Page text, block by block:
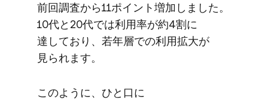
前回調査から​11ポイント増加しました。​
10代と​20代では​利用率が​約4割に​
達しており、​若年層での​利用拡大が​
見られます。
このように、​ひと口に​